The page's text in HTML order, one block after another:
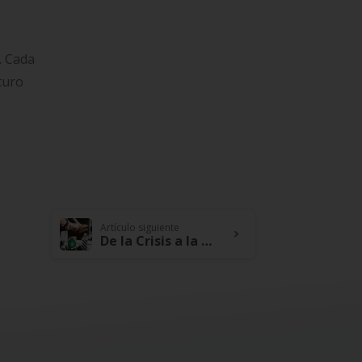
Artículo siguiente
De la Crisis a la Oportunidad: Cómo las Cooperativas de Crédito y Ahorro Influyen en el Renacer de los Emprendimientos